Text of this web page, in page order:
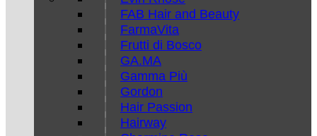
FAB Hair and Beauty
FarmaVita
Frutti di Bosco
GA.MA
Gamma Più
Gordon
Hair Passion
Hairway